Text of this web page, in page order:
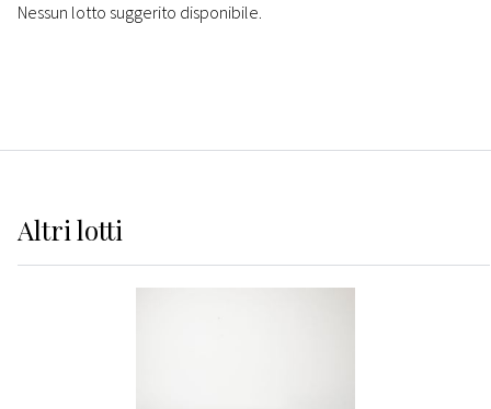
Nessun lotto suggerito disponibile.
Altrilotti